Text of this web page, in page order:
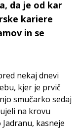
da je od kar
kariere
in se
nekaj dnevi
kjer je prvič
smučarko sedaj
na krovu
kasneje